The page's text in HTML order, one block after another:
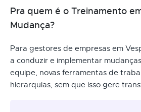
Pra quem é o Treinamento
Mudança?
Para gestores de empresas em
a conduzir e implementar
equipe, novas ferramentas de
hierarquias, sem que isso gere